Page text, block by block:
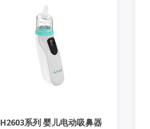
H2603系列 婴儿电动吸鼻器